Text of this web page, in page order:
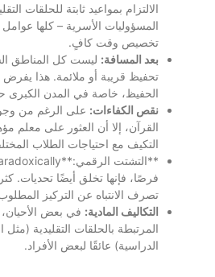
الالتزام بمواعيد ثابتة للحلقات
المسؤوليات الأسرية – كلها
تخصيص وقت كافٍ.
بعد المسافة: ليست كل المناطق
تحفيظ قريبة أو ملائمة. هذا يفرض
الحفيظ، خاصة في المدن
نقص الكفاءات: على الرغم من
القرآن، إلا أن العثور على معلم
التكيف مع احتياجات الطلاب
فرصًا، فإنها تخلق أيضًا تحديات.
تصرف الانتباه عن التركيز
التكاليف المادية: في بعض الأحيان،
المرتبطة بالحلقات التقليدية
الدراسية) عائقًا لبعض الأفراد.